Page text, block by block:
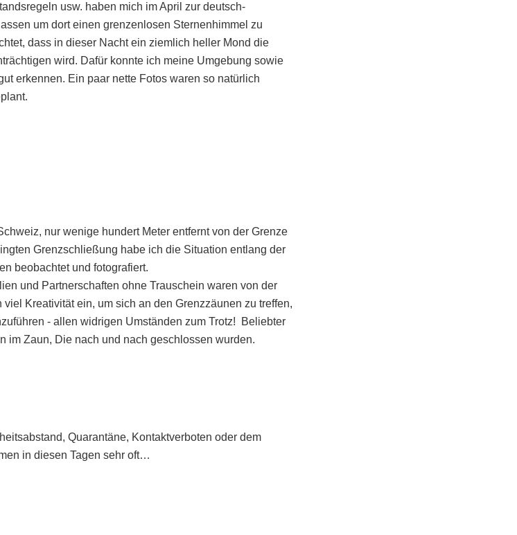
usw. haben mich im April zur deutsch-
um dort einen grenzenlosen Sternenhimmel zu
dass in dieser Nacht ein ziemlich heller Mond die
wird. Dafür konnte ich meine Umgebung sowie
erkennen. Ein paar nette Fotos waren so natürlich
nur wenige hundert Meter entfernt von der Grenze
Grenzschließung habe ich die Situation entlang der
beobachtet und fotografiert.
und Partnerschaften ohne Trauschein waren von der
Kreativität ein, um sich an den Grenzzäunen zu treffen,
- allen widrigen Umständen zum Trotz! Beliebter
im Zaun, Die nach und nach geschlossen wurden.
Quarantäne, Kontaktverboten oder dem
in diesen Tagen sehr oft…